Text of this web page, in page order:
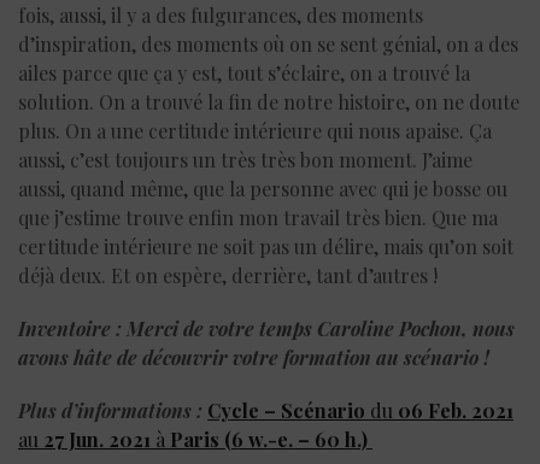
fois, aussi, il y a des fulgurances, des moments
d’inspiration, des moments où on se sent génial, on a des
ailes parce que ça y est, tout s’éclaire, on a trouvé la
solution. On a trouvé la fin de notre histoire, on ne doute
plus. On a une certitude intérieure qui nous apaise. Ça
aussi, c’est toujours un très très bon moment. J’aime
aussi, quand même, que la personne avec qui je bosse ou
que j’estime trouve enfin mon travail très bien. Que ma
certitude intérieure ne soit pas un délire, mais qu’on soit
déjà deux. Et on espère, derrière, tant d’autres !
Inventoire : Merci de votre temps Caroline Pochon, nous
avons hâte de découvrir votre formation au scénario !
Plus d’informations : Cycle – Scénario du 06 Feb. 2021
au 27 Jun. 2021 à Paris (6 w.-e. – 60 h.)